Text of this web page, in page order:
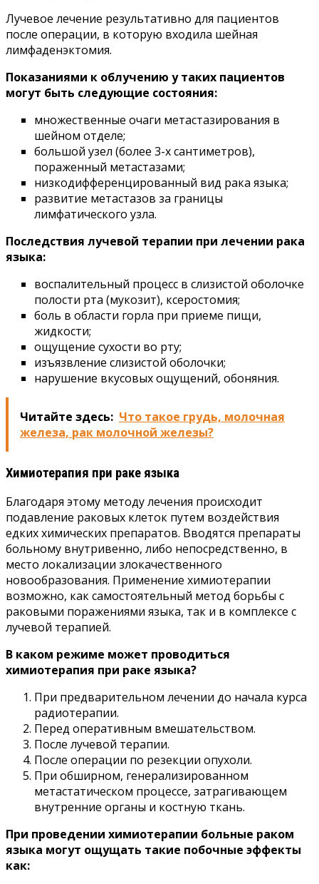
Лучевое лечение результативно для пациентов
после операции, в которую входила шейная
лимфаденэктомия.
Показаниями к облучению у таких пациентов
могут быть следующие состояния:
множественные очаги метастазирования в
шейном отделе;
большой узел (более 3-х сантиметров),
пораженный метастазами;
низкодифференцированный вид рака языка;
развитие метастазов за границы
лимфатического узла.
Последствия лучевой терапии при лечении рака
языка:
воспалительный процесс в слизистой оболочке
полости рта (мукозит), ксеростомия;
боль в области горла при приеме пищи,
жидкости;
ощущение сухости во рту;
изъязвление слизистой оболочки;
нарушение вкусовых ощущений, обоняния.
Читайте здесь: Что такое грудь, молочная
железа, рак молочной железы?
Химиотерапия при раке языка
Благодаря этому методу лечения происходит
подавление раковых клеток путем воздействия
едких химических препаратов. Вводятся препараты
больному внутривенно, либо непосредственно, в
место локализации злокачественного
новообразования. Применение химиотерапии
возможно, как самостоятельный метод борьбы с
раковыми поражениями языка, так и в комплексе с
лучевой терапией.
В каком режиме может проводиться
химиотерапия при раке языка?
При предварительном лечении до начала курса
радиотерапии.
Перед оперативным вмешательством.
После лучевой терапии.
После операции по резекции опухоли.
При обширном, генерализированном
метастатическом процессе, затрагивающем
внутренние органы и костную ткань.
При проведении химиотерапии больные раком
языка могут ощущать такие побочные эффекты
как: